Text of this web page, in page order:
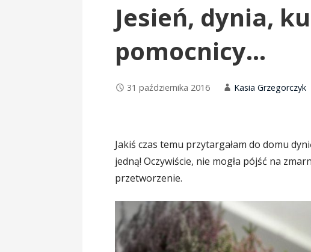
Jesień, dynia,
pomocnicy…
31 października 2016 Kasia Grzegorczyk
Jakiś czas temu przytargałam do domu
jedną! Oczywiście, nie mogła pójść na
przetworzenie.